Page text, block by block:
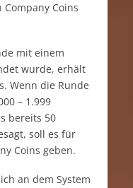
Coins
mit einem
wurde, erhält
Wenn die Runde
– 1.999
bereits 50
soll es für
Coins geben.
an dem System